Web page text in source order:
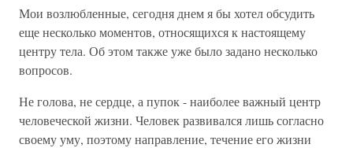
Мои возлюбленные, сегодня днем я бы хотел обсудить
еще несколько моментов, относящихся к настоящему
центру тела. Об этом также уже было задано несколько
вопросов.
Не голова, не сердце, а пупок - наиболее важный центр
человеческой жизни. Человек развивался лишь согласно
своему уму, поэтому направление, течение его жизни